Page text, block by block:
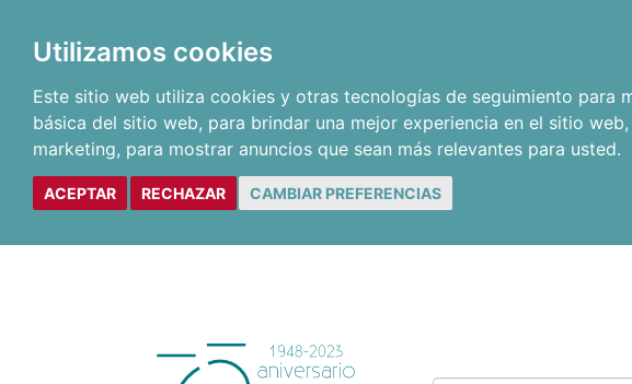
Utilizamos cookies
Este sitio web utiliza cookies y otras tecnologías de seguimiento para
básica del sitio web, para brindar una mejor experiencia en el sitio web,
marketing, para mostrar anuncios que sean más relevantes para usted.
ACEPTAR RECHAZAR CAMBIAR PREFERENCIAS